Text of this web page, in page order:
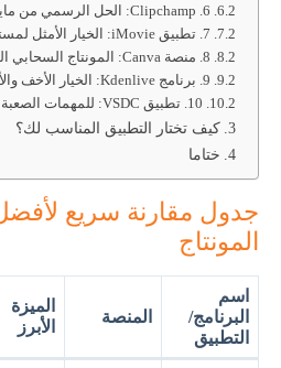
6. Clipchamp: الحل الرسمي من مايكروسوفت
7. تطبيق iMovie: الخيار الأمثل لمستخدمي Apple
8. منصة Canva: المونتاج السحابي السريع
9. برنامج Kdenlive: الخيار الأخف والأقوى
10. تطبيق VSDC: للمهمات الصعبة
كيف تختار التطبيق المناسب لك؟
ختاما
جدول مقارنة سريع
المونتاج
اسم
البرنامج/
التطبيق
المنصة
الميزة
الأبرز